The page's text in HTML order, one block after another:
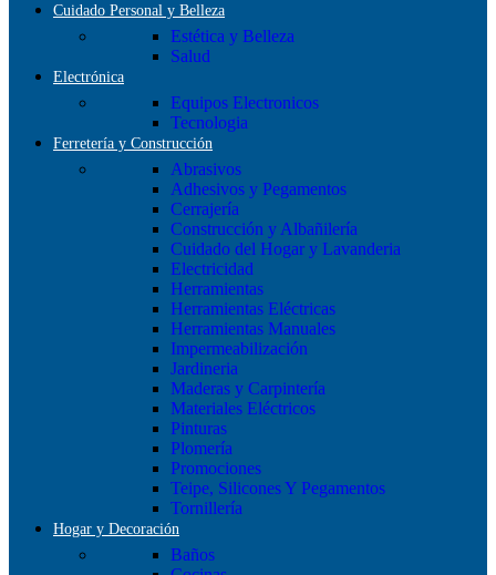
Cuidado Personal y Belleza
Estética y Belleza
Salud
Electrónica
Equipos Electronicos
Tecnologia
Ferretería y Construcción
Abrasivos
Adhesivos y Pegamentos
Cerrajería
Construcción y Albañilería
Cuidado del Hogar y Lavanderia
Electricidad
Herramientas
Herramientas Eléctricas
Herramientas Manuales
Impermeabilización
Jardineria
Maderas y Carpintería
Materiales Eléctricos
Pinturas
Plomería
Promociones
Teipe, Silicones Y Pegamentos
Tornillería
Hogar y Decoración
Baños